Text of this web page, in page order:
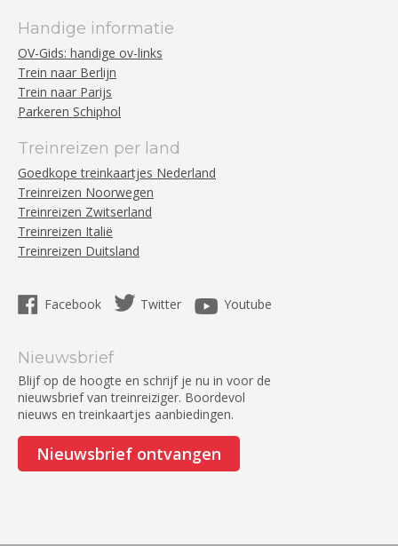
Handige informatie
OV-Gids: handige ov-links
Trein naar Berlijn
Trein naar Parijs
Parkeren Schiphol
Treinreizen per land
Goedkope treinkaartjes Nederland
Treinreizen Noorwegen
Treinreizen Zwitserland
Treinreizen Italië
Treinreizen Duitsland
Facebook Twitter Youtube
Nieuwsbrief
Blijf op de hoogte en schrijf je nu in voor de
nieuwsbrief van treinreiziger. Boordevol
nieuws en treinkaartjes aanbiedingen.
Nieuwsbrief ontvangen